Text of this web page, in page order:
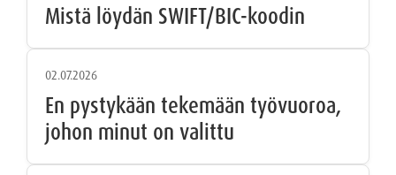
Mistä löydän SWIFT/BIC-koodin
02.07.2026
En pystykään tekemään työvuoroa,
johon minut on valittu